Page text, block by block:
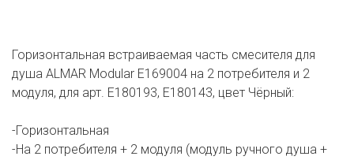
Горизонтальная встраиваемая часть смесителя для
душа ALMAR Modular E169004 на 2 потребителя и 2
модуля, для арт. E180193, E180143, цвет Чёрный:
-Горизонтальная
-На 2 потребителя + 2 модуля (модуль ручного душа +